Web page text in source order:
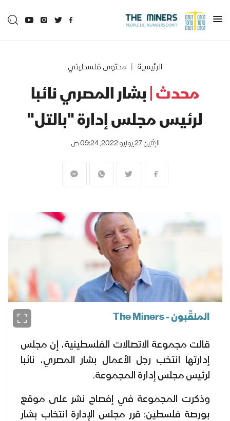
الرئيسية محتوى فلسطيني
محدث |بشار المصري نائبا
لرئيس مجلس إدارة "بالتل"
الإثنين 27 يونيو 2022, 09:24 ص
المنقّبون - The Miners
قالت مجموعة الاتصالات الفلسطينية، إن مجلس
إدارتها انتخب رجل الأعمال بشار المصري، نائبا
لرئيس مجلس إدارة المجموعة.
وذكرت المجموعة في إفصاح نشر على موقع
بورصة فلسطين: قرر مجلس الإدارة انتخاب بشار